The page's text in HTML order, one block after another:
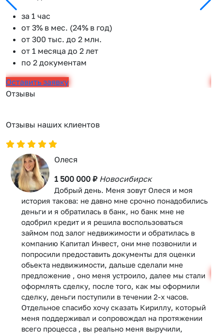
за 1 час
от 3% в мес. (24% в год)
от 300 тыс. до 2 млн.
от 1 месяца до 2 лет
по 2 документам
Оставить заявку
Отзывы
Отзывы наших клиентов
Олеся
1 500 000 ₽ Новосибирск
Добрый день. Меня зовут Олеся и моя
история такова: не давно мне срочно понадобились
деньги и я обратилась в банк, но банк мне не
одобрил кредит и я решила воспользоваться
займом под залог недвижимости и обратилась в
компанию Капитал Инвест, они мне позвонили и
попросили предоставить документы для оценки
обьекта недвижимости, дальше сделали мне
предложение , оно меня устроило, далее мы стали
оформлять сделку, после того, как мы оформили
сделку, деньги поступили в течении 2-х часов.
Отдельное спасибо хочу сказать Кириллу, который
меня поддерживал и сопровождал на протяжении
всего процесса , вы реально меня выручили,